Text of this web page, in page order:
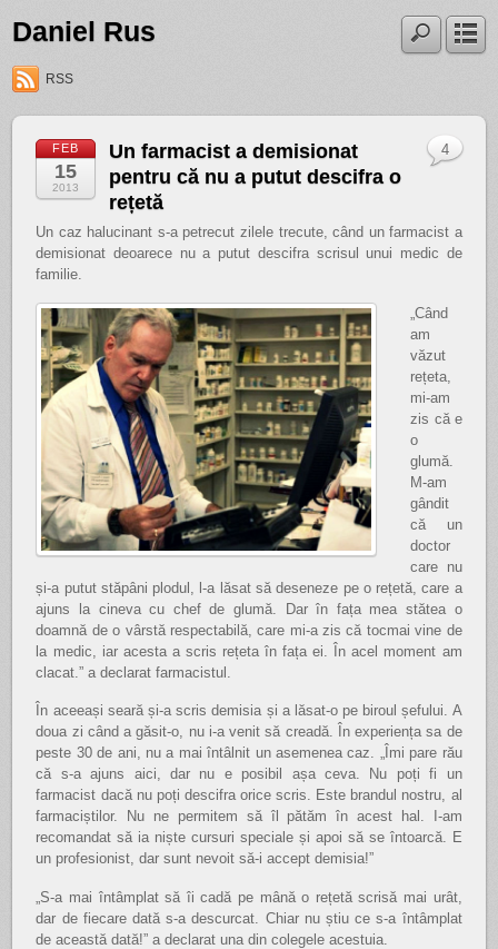
Daniel Rus
RSS
FEB
15
2013
Un farmacist a demisionat
pentru că nu a putut descifra o
rețetă
Un caz halucinant s-a petrecut zilele trecute, când un farmacist a
demisionat deoarece nu a putut descifra scrisul unui medic de
familie.
„Când
am
văzut
rețeta,
mi-am
zis că e
o
glumă.
M-am
gândit
că un
doctor
care nu
și-a putut stăpâni plodul, l-a lăsat să deseneze pe o rețetă, care a
ajuns la cineva cu chef de glumă. Dar în fața mea stătea o
doamnă de o vârstă respectabilă, care mi-a zis că tocmai vine de
la medic, iar acesta a scris rețeta în fața ei. În acel moment am
clacat.” a declarat farmacistul.
În aceeași seară și-a scris demisia și a lăsat-o pe biroul șefului. A
doua zi când a găsit-o, nu i-a venit să creadă. În experiența sa de
peste 30 de ani, nu a mai întâlnit un asemenea caz. „Îmi pare rău
că s-a ajuns aici, dar nu e posibil așa ceva. Nu poți fi un
farmacist dacă nu poți descifra orice scris. Este brandul nostru, al
farmaciștilor. Nu ne permitem să îl pătăm în acest hal. I-am
recomandat să ia niște cursuri speciale și apoi să se întoarcă. E
un profesionist, dar sunt nevoit să-i accept demisia!”
„S-a mai întâmplat să îi cadă pe mână o rețetă scrisă mai urât,
dar de fiecare dată s-a descurcat. Chiar nu știu ce s-a întâmplat
de această dată!” a declarat una din colegele acestuia.
4